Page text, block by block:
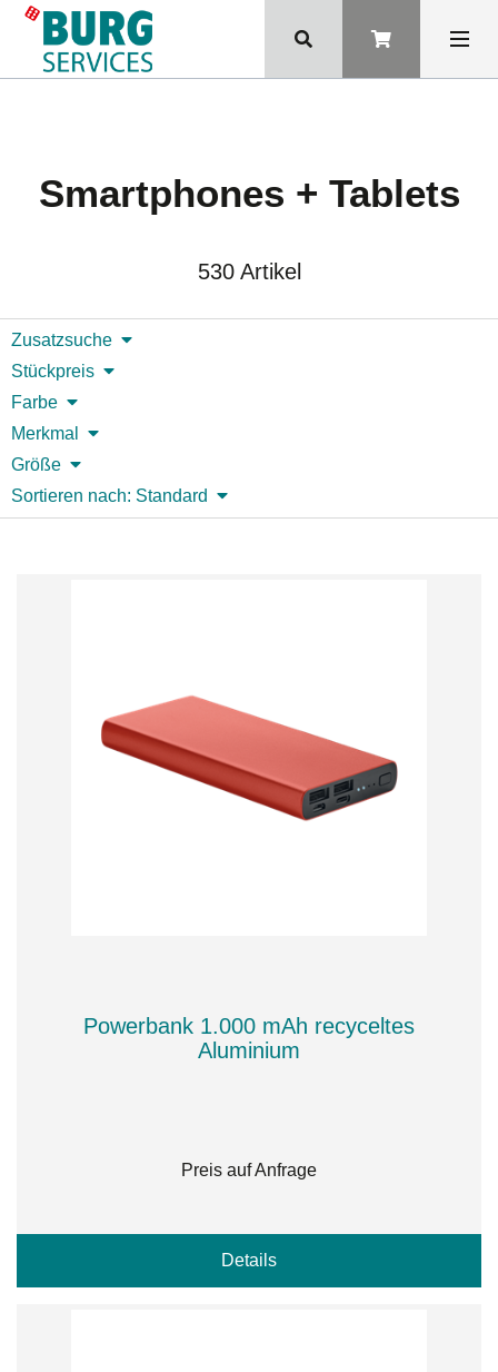
Smartphones + Tablets
530 Artikel
Zusatzsuche
Stückpreis
Farbe
Merkmal
Größe
Sortieren nach: Standard
Powerbank 1.000 mAh recyceltes
Aluminium
Preis auf Anfrage
Details